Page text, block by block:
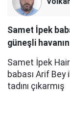
Samet İpek
güneşli havanın
Samet İpek
babası Arif
tadını çıkarmış